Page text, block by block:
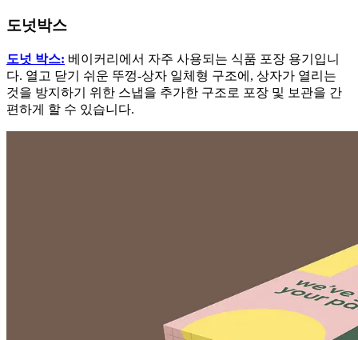
도넛박스
도넛 박스: 베이커리에서 자주 사용되는 식품 포장 용기입니
다. 열고 닫기 쉬운 뚜껑-상자 일체형 구조에, 상자가 열리는
것을 방지하기 위한 스냅을 추가한 구조로 포장 및 보관을 간
편하게 할 수 있습니다.